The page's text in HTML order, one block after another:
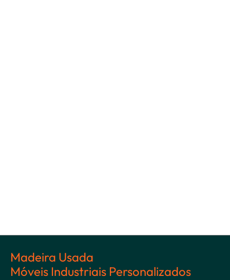
Madeira Usada
Móveis Industriais Personalizados